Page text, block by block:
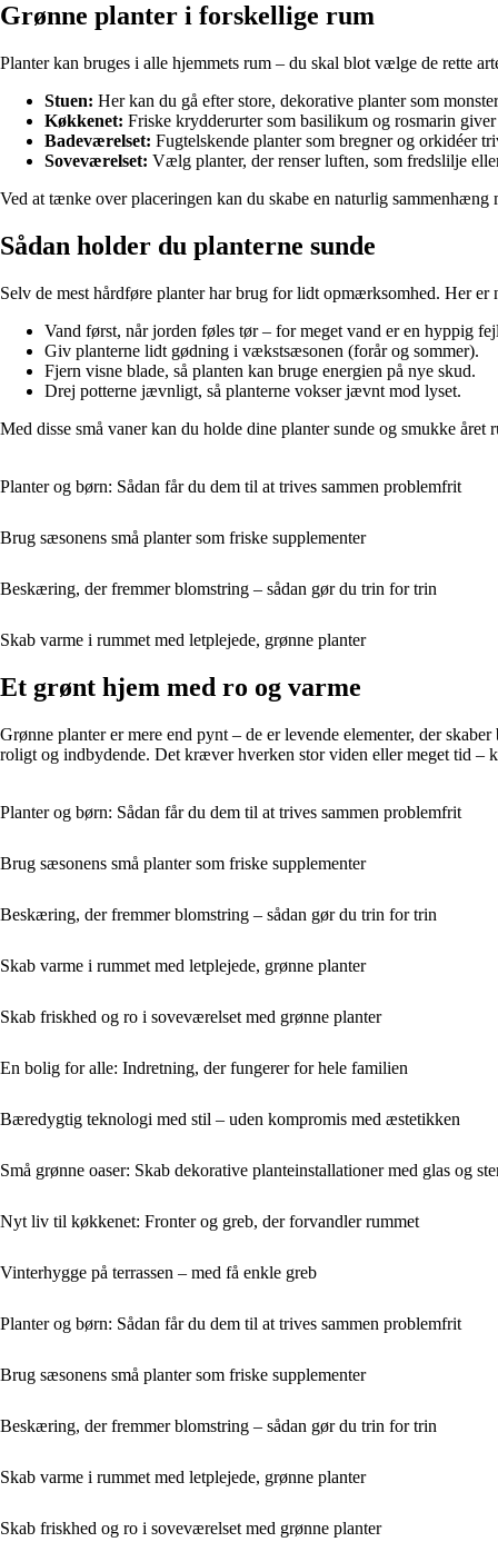
Grønne planter i forskellige rum
Planter kan bruges i alle hjemmets rum – du skal blot vælge de rette
Stuen: Her kan du gå efter store, dekorative planter som
Køkkenet: Friske krydderurter som basilikum og rosmarin
Badeværelset: Fugtelskende planter som bregner og orkidéer
Soveværelset: Vælg planter, der renser luften, som fredslilje
Ved at tænke over placeringen kan du skabe en naturlig
Sådan holder du planterne sunde
Selv de mest hårdføre planter har brug for lidt opmærksomhed. Her er
Vand først, når jorden føles tør – for meget vand er en hyppig
Giv planterne lidt gødning i vækstsæsonen (forår og sommer).
Fjern visne blade, så planten kan bruge energien på nye skud.
Drej potterne jævnligt, så planterne vokser jævnt mod lyset.
Med disse små vaner kan du holde dine planter sunde og smukke året
Planter og børn: Sådan får du dem til at trives sammen problemfrit
Brug sæsonens små planter som friske supplementer
Beskæring, der fremmer blomstring – sådan gør du trin for trin
Skab varme i rummet med letplejede, grønne planter
Et grønt hjem med ro og varme
Grønne planter er mere end pynt – de er levende elementer, der
roligt og indbydende. Det kræver hverken stor viden eller meget tid –
Planter og børn: Sådan får du dem til at trives sammen problemfrit
Brug sæsonens små planter som friske supplementer
Beskæring, der fremmer blomstring – sådan gør du trin for trin
Skab varme i rummet med letplejede, grønne planter
Skab friskhed og ro i soveværelset med grønne planter
En bolig for alle: Indretning, der fungerer for hele familien
Bæredygtig teknologi med stil – uden kompromis med æstetikken
Små grønne oaser: Skab dekorative planteinstallationer med glas og
Nyt liv til køkkenet: Fronter og greb, der forvandler rummet
Vinterhygge på terrassen – med få enkle greb
Planter og børn: Sådan får du dem til at trives sammen problemfrit
Brug sæsonens små planter som friske supplementer
Beskæring, der fremmer blomstring – sådan gør du trin for trin
Skab varme i rummet med letplejede, grønne planter
Skab friskhed og ro i soveværelset med grønne planter